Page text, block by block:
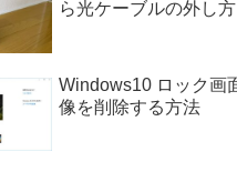
ら光ケーブルの外し方
Windows10 ロック画
像を削除する方法